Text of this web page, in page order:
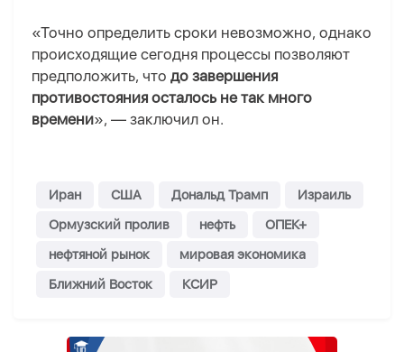
«Точно определить сроки невозможно, однако
происходящие сегодня процессы позволяют
предположить, что до завершения
противостояния осталось не так много
времени», — заключил он.
Иран США Дональд Трамп
Израиль
Ормузский пролив
нефть
ОПЕК+
нефтяной рынок
мировая экономика
Ближний Восток
КСИР